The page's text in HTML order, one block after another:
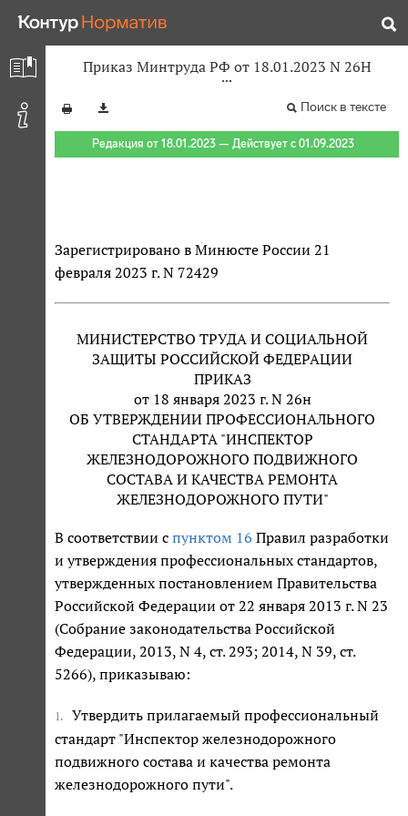
Приказ Минтруда РФ от 18.01.2023 N 26Н
Поиск в тексте
Редакция от 18.01.2023 — Действует с 01.09.2023
Зарегистрировано в Минюсте России 21
февраля 2023 г. N 72429
МИНИСТЕРСТВО ТРУДА И СОЦИАЛЬНОЙ
ЗАЩИТЫ РОССИЙСКОЙ ФЕДЕРАЦИИ
ПРИКАЗ
от 18 января 2023 г. N 26н
ОБ УТВЕРЖДЕНИИ ПРОФЕССИОНАЛЬНОГО
СТАНДАРТА "ИНСПЕКТОР
ЖЕЛЕЗНОДОРОЖНОГО ПОДВИЖНОГО
СОСТАВА И КАЧЕСТВА РЕМОНТА
ЖЕЛЕЗНОДОРОЖНОГО ПУТИ"
В соответствии с пунктом 16 Правил разработки
и утверждения профессиональных стандартов,
утвержденных постановлением Правительства
Российской Федерации от 22 января 2013 г. N 23
(Собрание законодательства Российской
Федерации, 2013, N 4, ст. 293; 2014, N 39, ст.
5266), приказываю:
1.
Утвердить прилагаемый профессиональный
стандарт "Инспектор железнодорожного
подвижного состава и качества ремонта
железнодорожного пути".